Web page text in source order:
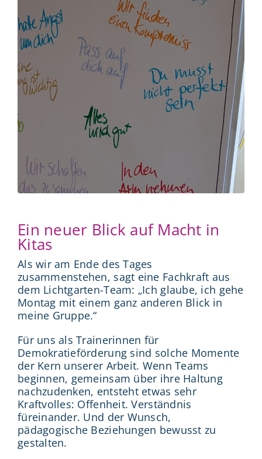
Ein neuer Blick auf Macht in
Kitas
Als wir am Ende des Tages
zusammenstehen, sagt eine Fachkraft aus
dem Lichtgarten-Team: „Ich glaube, ich gehe
Montag mit einem ganz anderen Blick in
meine Gruppe.“
Für uns als Trainerinnen für
Demokratieförderung sind solche Momente
der Kern unserer Arbeit. Wenn Teams
beginnen, gemeinsam über ihre Haltung
nachzudenken, entsteht etwas sehr
Kraftvolles: Offenheit. Verständnis
füreinander. Und der Wunsch,
pädagogische Beziehungen bewusst zu
gestalten.